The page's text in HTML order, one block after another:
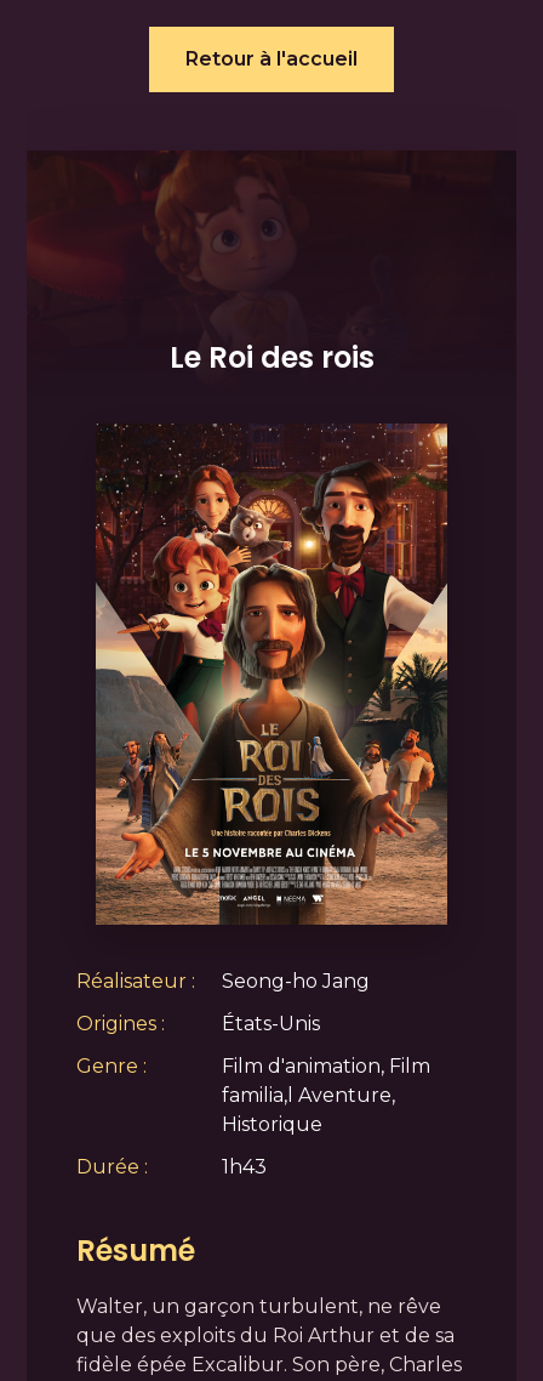
Retour à l'accueil
Le Roi des rois
Réalisateur :
Seong-ho Jang
Origines :
États-Unis
Genre :
Film d'animation, Film
familia,l Aventure,
Historique
Durée :
1h43
Résumé
Walter, un garçon turbulent, ne rêve
que des exploits du Roi Arthur et de sa
fidèle épée Excalibur. Son père, Charles